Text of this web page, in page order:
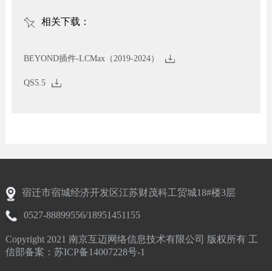
相关下载：
BEYOND插件-LCMax（2019-2024）
QS5.5
宿迁市宿城经济开发区江苏财茂科工贸城18#楼3层
0527-88899556/18951451155
Copyright 2021 南京互迈网络信息技术有限公司 版权所有 工
信部备案：苏ICP备14007228号-1